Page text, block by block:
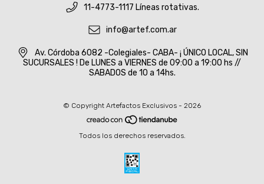
11-4773-1117 Líneas rotativas.
info@artef.com.ar
Av. Córdoba 6082 -Colegiales- CABA- ¡ ÚNICO LOCAL, SIN
SUCURSALES ! De LUNES a VIERNES de 09:00 a 19:00 hs //
SABADOS de 10 a 14hs.
© Copyright Artefactos Exclusivos - 2026
Todos los derechos reservados.